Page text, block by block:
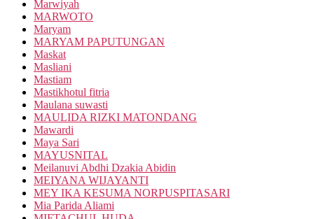
Marwiyah
MARWOTO
Maryam
MARYAM PAPUTUNGAN
Maskat
Masliani
Mastiam
Mastikhotul fitria
Maulana suwasti
MAULIDA RIZKI MATONDANG
Mawardi
Maya Sari
MAYUSNITAL
Meilanuvi Abdhi Dzakia Abidin
MEIYANA WIJAYANTI
MEY IKA KESUMA NORPUSPITASARI
Mia Parida Aliami